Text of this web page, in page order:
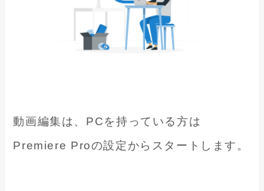
動画編集は、PCを持っている方は
Premiere Proの設定からスタートします。